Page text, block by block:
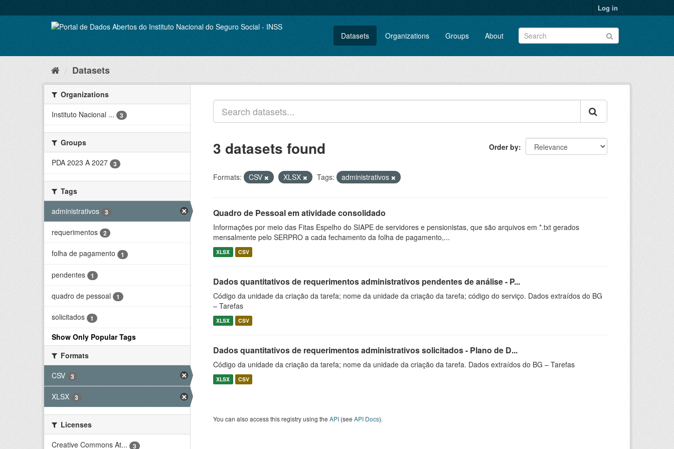
to
Log in
Datasets Organizations Groups About
Datasets
Organizations
Instituto Nacional ...
3
Groups
PDA 2023 A 2027
3
Tags
administrativos
3
requerimentos 2
folha de pagamento 1
pendentes 1
quadro de pessoal 1
solicitados 1
Show Only Popular Tags
Formats
CSV
3
XLSX 3
Licenses
Creative Commons At...
3
Order by
3 datasets found
Formats: CSV XLSX Tags: administrativos
Quadro de Pessoal em atividade consolidado
Informações por meio das Fitas Espelho do SIAPE de servidores e pensionistas, que são arquivos em *.txt gerados
mensalmente pelo SERPRO a cada fechamento da folha de pagamento,...
XLSX CSV
Dados quantitativos de requerimentos administrativos pendentes de análise - P...
Código da unidade da criação da tarefa; nome da unidade da criação da tarefa; código do serviço. Dados extraídos do BG
– Tarefas
XLSX CSV
Dados quantitativos de requerimentos administrativos solicitados - Plano de D...
Código da unidade da criação da tarefa; nome da unidade da criação da tarefa. Dados extraídos do BG – Tarefas
XLSX CSV
You can also access this registry using the API (see API Docs).